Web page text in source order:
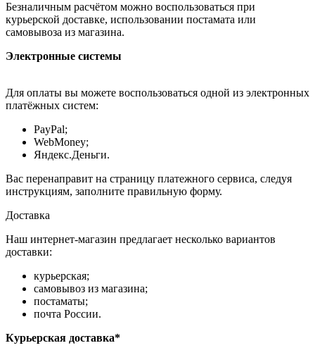
Безналичным расчётом можно воспользоваться при
курьерской доставке, использовании постамата или
самовывоза из магазина.
Электронные системы
Для оплаты вы можете воспользоваться одной из электронных
платёжных систем:
PayPal;
WebMoney;
Яндекс.Деньги.
Вас перенаправит на страницу платежного сервиса, следуя
инструкциям, заполните правильную форму.
Доставка
Наш интернет-магазин предлагает несколько вариантов
доставки:
курьерская;
самовывоз из магазина;
постаматы;
почта России.
Курьерская доставка*